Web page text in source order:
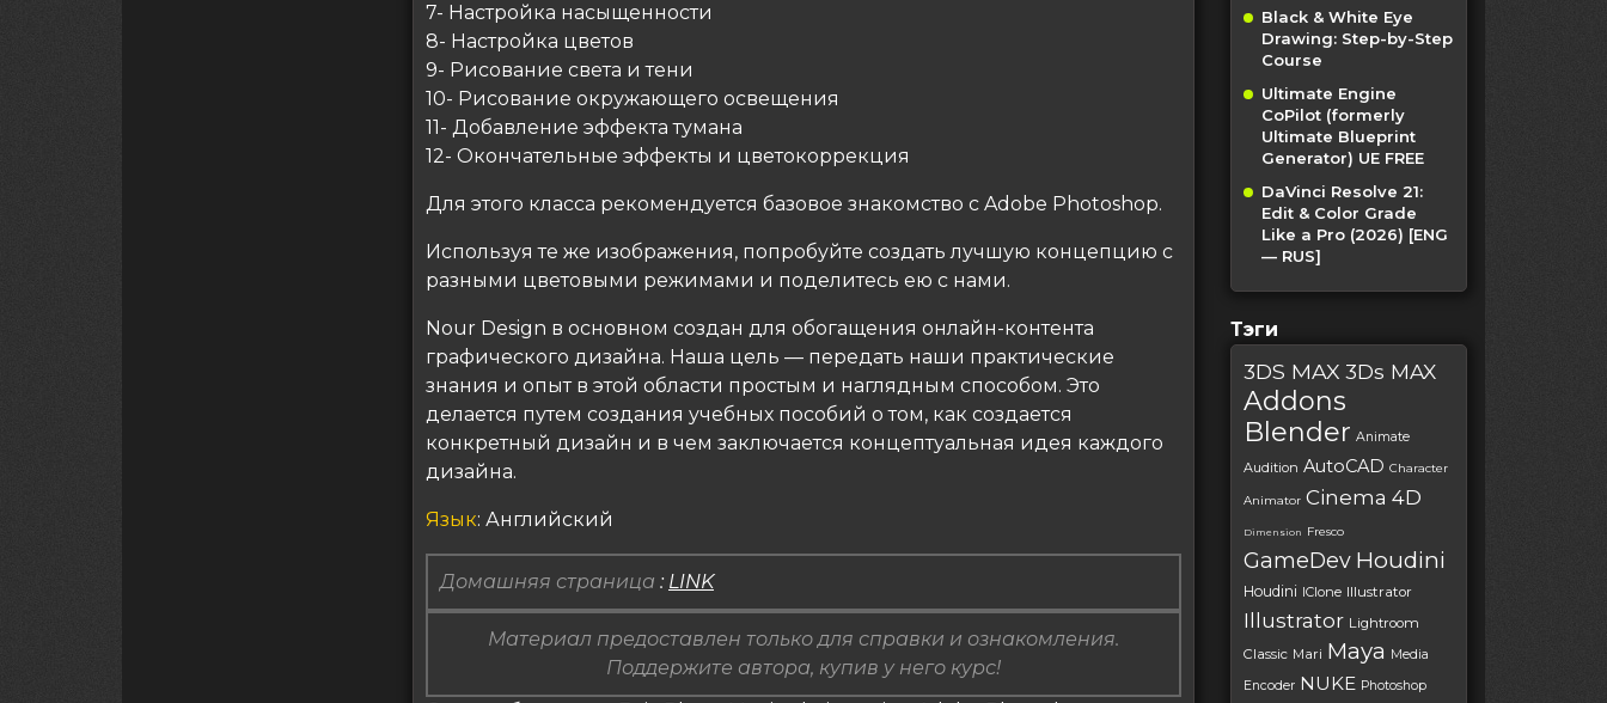
7- Настройка насыщенности
8- Настройка цветов
9- Рисование света и тени
10- Рисование окружающего освещения
11- Добавление эффекта тумана
12- Окончательные эффекты и цветокоррекция
Для этого класса рекомендуется базовое знакомство с Adobe Photoshop.
Используя те же изображения, попробуйте создать лучшую концепцию с
разными цветовыми режимами и поделитесь ею с нами.
Nour Design в основном создан для обогащения онлайн-контента
графического дизайна. Наша цель — передать наши практические
знания и опыт в этой области простым и наглядным способом. Это
делается путем создания учебных пособий о том, как создается
конкретный дизайн и в чем заключается концептуальная идея каждого
дизайна.
Язык: Английский
Домашняя страница : LINK
Материал предоставлен только для справки и ознакомления.
Поддержите автора, купив у него курс!
Black & White Eye
Drawing: Step-by-Step
Course
Ultimate Engine
CoPilot (formerly
Ultimate Blueprint
Generator) UE FREE
DaVinci Resolve 21:
Edit & Color Grade
Like a Pro (2026) [ENG
— RUS]
Тэги
3DS MAX 3Ds MAX
Addons
Blender Animate
Audition AutoCAD Character
Animator Cinema 4D
Dimension Fresco
GameDev Houdini
Houdini IClone Illustrator
Illustrator Lightroom
Classic Mari Maya
Media
Encoder NUKE Photoshop